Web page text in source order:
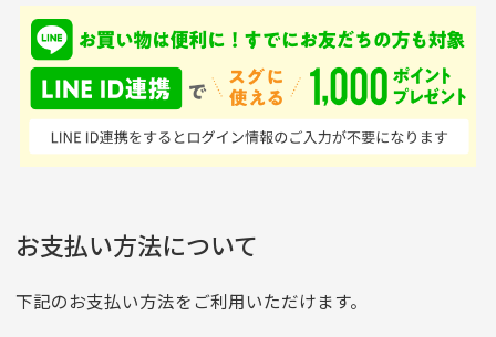
て、ここまでゴルフブラ
ンドの取り扱いがあるの
はすごい。 毎日たくさ
んの商品がアップされて
いるので新作チェックす
品ですが綺麗に梱包され
ており商品を大切にして
いる感が伝わってきまし
た 「フロント部分に汚
れあり」と記載ありまし
[…]
入金確認後商品発送となります。
※土曜、日曜、祝日は入金確認及び発送業務は致しておりま
せん。
尚、お振込み手数料はお客様ご負担となります。入金確認後
商品発送となります。
ご注文頂いてから7日以内をお振込み期限とさせ
りますのでご了承くださいませ。
支店名
和歌山支店
申し込まれた商品と届いた商品が異なっている場合
商品説明に記載されていない汚れやダメージがある商品
の場合
お支払い方法について
下記のお支払い方法をご利用いただけます。